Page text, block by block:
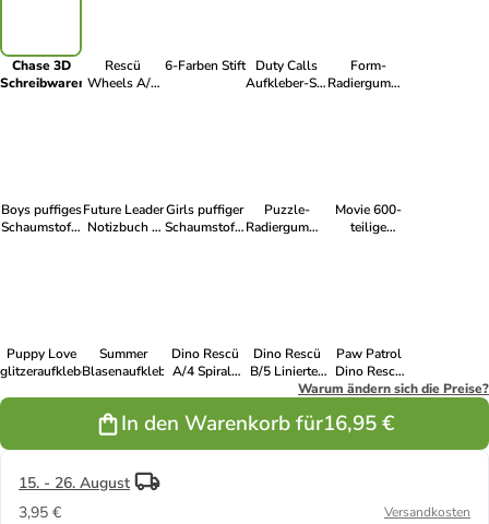
Chase 3D
Schreibwarenset
Rescü
Wheels A/4
6-Farben Stift
Duty Calls
Aufkleber-Set
Form-
Radiergummi-
Boys puffiges
Schaumstoff-
Future Leader
Notizbuch +
Girls puffiger
Schaumstoff-
Puzzle-
Radiergummi-
Movie 600-
teilige
Puppy Love
glitzeraufkleberbuch
Summer
Blasenaufkleber
Dino Rescü
A/4 Spiral-
Dino Rescü
B/5 Liniertes
Notizbuch 40
Paw Patrol
Dino Rescü
A/4 Spiral-
40 Blatt
Warum ändern sich die Preise?
In den Warenkorb für16,95 €
15. - 26. August
3,95 €
Versandkosten